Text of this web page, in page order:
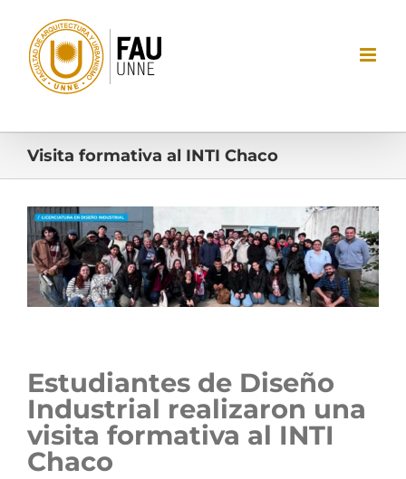
contenido
Visita formativa al INTI Chaco
Ver
imagen
más
grande
Estudiantes de Diseño
Industrial realizaron una
visita formativa al INTI
Chaco